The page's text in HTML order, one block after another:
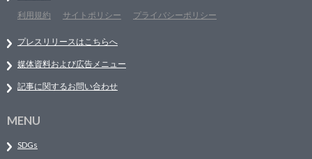
利用規約
サイトポリシー プライバシーポリシー
プレスリリースはこちらへ
媒体資料および広告メニュー
記事に関するお問い合わせ
MENU
SDGs